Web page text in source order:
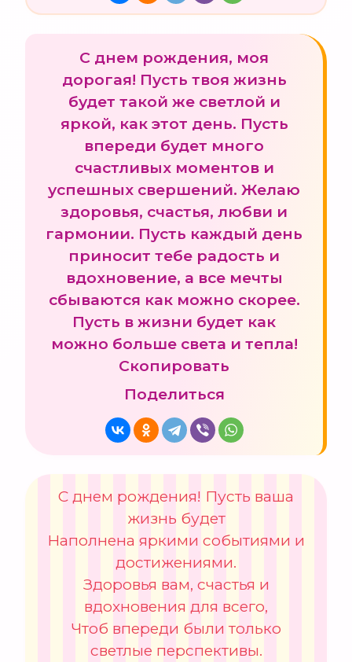
С днем рождения, моя
дорогая! Пусть твоя жизнь
будет такой же светлой и
яркой, как этот день. Пусть
впереди будет много
счастливых моментов и
успешных свершений. Желаю
здоровья, счастья, любви и
гармонии. Пусть каждый день
приносит тебе радость и
вдохновение, а все мечты
сбываются как можно скорее.
Пусть в жизни будет как
можно больше света и тепла!
Скопировать
Поделиться
С днем рождения! Пусть ваша
жизнь будет
Наполнена яркими событиями и
достижениями.
Здоровья вам, счастья и
вдохновения для всего,
Чтоб впереди были только
светлые перспективы.